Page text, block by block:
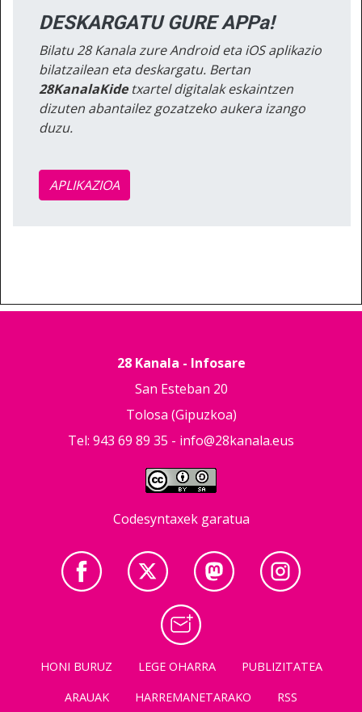
DESKARGATU GURE APPa!
Bilatu 28 Kanala zure Android eta iOS aplikazio
bilatzailean eta deskargatu. Bertan
28KanalaKidetxartel digitalak eskaintzen
dizuten abantailez gozatzeko aukera izango
duzu.
APLIKAZIOA
28 Kanala - Infosare
San Esteban 20
Tolosa (Gipuzkoa)
Tel: 943 69 89 35 - info@28kanala.eus
Codesyntaxek garatua
HONI BURUZ LEGE OHARRA
PUBLIZITATEA
ARAUAK
HARREMANETARAKO RSS